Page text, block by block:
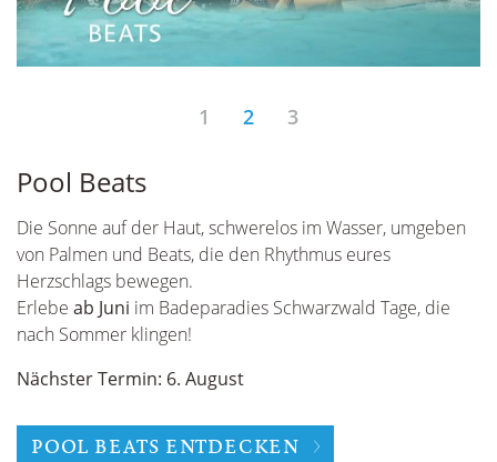
1 2 3
Pool Beats
Die Sonne auf der Haut, schwerelos im Wasser, umgeben
von Palmen und Beats, die den Rhythmus eures
Herzschlags bewegen.
Erlebe ab Juni im Badeparadies Schwarzwald Tage, die
nach Sommer klingen!
Nächster Termin: 6. August
POOL BEATS ENTDECKEN